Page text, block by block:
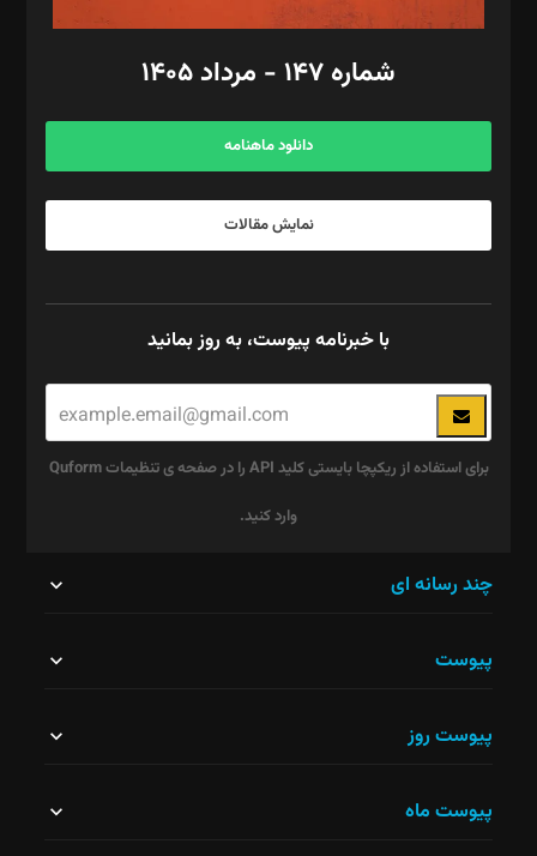
امور مالی: شاپور رهبری، محمد‌ کاظمی‌نیا
آگهی و مشترکین: ۰۹۱۹۹۹۹۰۴۵۴
شماره ۱۴۷ - مرداد ۱۴۰۵
دانلود ماهنامه
نمایش مقالات
با خبرنامه پیوست، به روز بمانید
برای استفاده از ریکپچا بایستی کلید API را در صفحه ی تنظیمات Quform
وارد کنید.
نباید
شود.
چند رسانه ای
پیوست
پیوست روز
پیوست ماه